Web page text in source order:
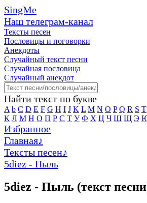
SingMe
Наш телеграм-канал
Тексты песен
Пословицы и поговорки
Анекдоты
Случайный текст песни
Случайная пословица
Случайный анекдот
Найти текст по букве
A b C D E F G H I J K L M N O P Q R S T
К Л М Н О П Р С Т У Ф Х Ц Ч Ш Щ Э
Избранное
Главная♪
Тексты песен♪
5diez - Пыль
5diez - Пыль (текст